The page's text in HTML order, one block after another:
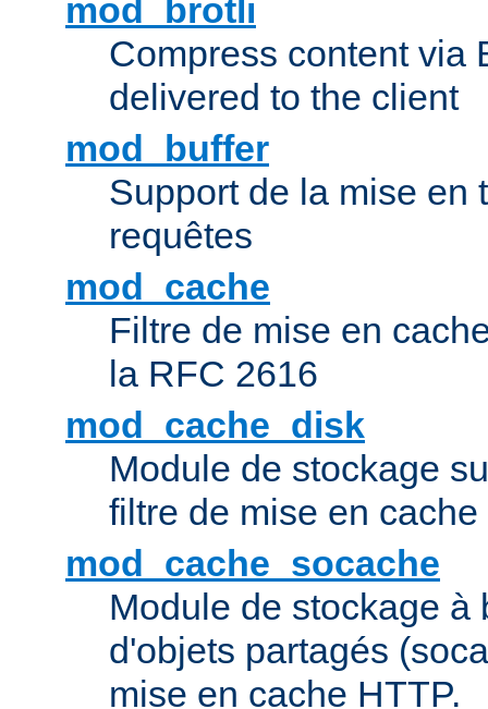
mod_brotli
Compress content via
delivered to the client
mod_buffer
Support de la mise en
requêtes
mod_cache
Filtre de mise en
la RFC 2616
mod_cache_disk
Module de stockage
filtre de mise en cache
mod_cache_socache
Module de stockage à
d'objets partagés
mise en cache HTTP.